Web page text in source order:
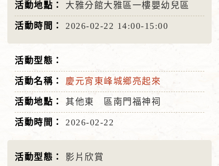
大雅分館大雅區一樓嬰幼兒區
2026-02-22 14:00-15:00
慶元宵東峰城鄉亮起來
其他東 區南門福神祠
2026-02-22
影片欣賞